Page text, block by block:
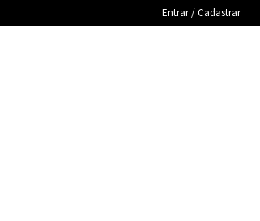
Entrar / Cadastrar